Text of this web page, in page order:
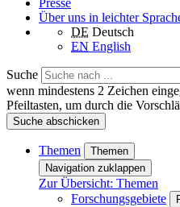
Presse
Über uns in leichter
DE Deutsch
EN English
Suche
wenn mindestens 2 Zeichen
Pfeiltasten, um durch die
Suche abschicken
Themen
Themen
Navigation zuklappen
Zur Übersicht: Themen
Forschungsgebiete